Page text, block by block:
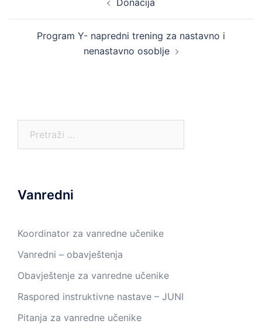
Donacija
Program Y- napredni trening za nastavno i
nenastavno osoblje
Vanredni
Koordinator za vanredne učenike
Vanredni – obavještenja
Obavještenje za vanredne učenike
Raspored instruktivne nastave – JUNI
Pitanja za vanredne učenike